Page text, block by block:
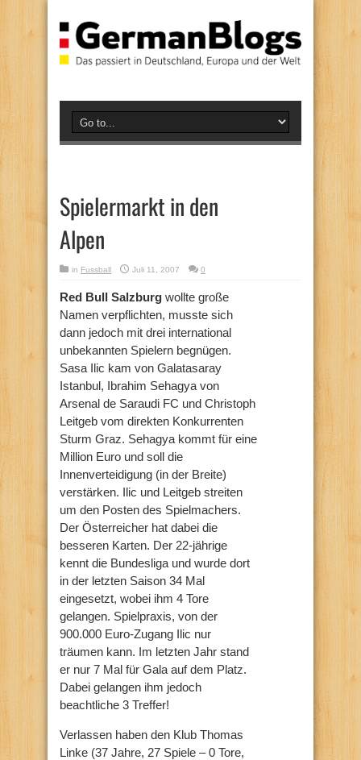
Spielermarkt in den
Alpen
in Fussball Juli 11, 2007 0
Red Bull Salzburg wollte große
Namen verpflichten, musste sich
dann jedoch mit drei international
unbekannten Spielern begnügen.
Sasa Ilic kam von Galatasaray
Istanbul, Ibrahim Sehagya von
Arsenal de Saraudi FC und Christoph
Leitgeb vom direkten Konkurrenten
Sturm Graz. Sehagya kommt für eine
Million Euro und soll die
Innenverteidigung (in der Breite)
verstärken. Ilic und Leitgeb streiten
um den Posten des Spielmachers.
Der Österreicher hat dabei die
besseren Karten. Der 22-jährige
kennt die Bundesliga und wurde dort
in der letzten Saison 34 Mal
eingesetzt, wobei ihm 4 Tore
gelangen. Spielpraxis, von der
900.000 Euro-Zugang Ilic nur
träumen kann. Im letzten Jahr stand
er nur 7 Mal für Gala auf dem Platz.
Dabei gelangen ihm jedoch
beachtliche 3 Treffer!
Verlassen haben den Klub Thomas
Linke (37 Jahre, 27 Spiele – 0 Tore,